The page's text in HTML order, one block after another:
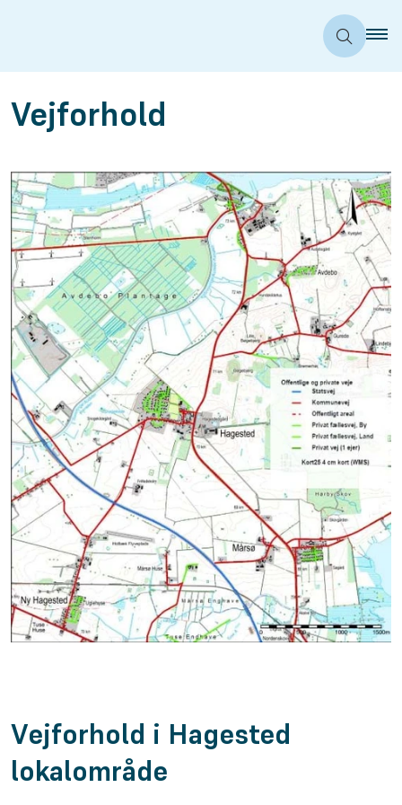
Vejforhold
Vejforhold i Hagested
lokalområde